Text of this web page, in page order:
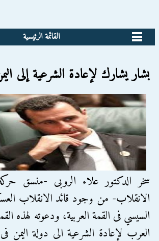
القائمة الرئيسية
بشار يشارك لإعادة الشرعية إلى
سخر الدكتور علاء الروبى -منسق
الانقلاب- من وجود قائد الانقلاب
السيسي فى القمة العربية، ودعوته لهذه
العرب لإعادة الشرعية الى دولة